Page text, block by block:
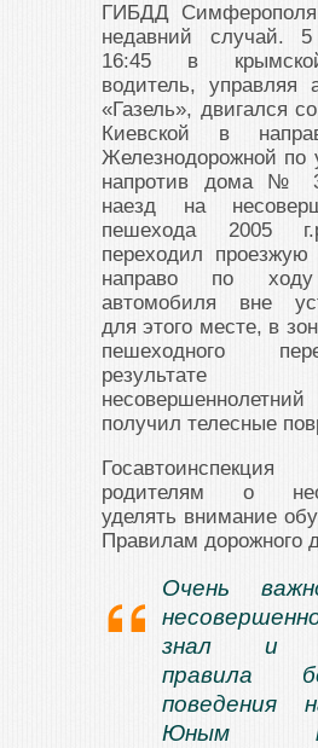
ГИБДД Симферополя
недавний случай.
16:45 в
водитель, управляя
«Газель», двигался
Киевской в
Железнодорожной по
напротив дома №
наезд на
пешехода 2005
переходил проезжую
направо по
автомобиля вне
для этого месте, в
пешеходного
получил телесные
Госавтоинспекция
родителям о
уделять внимание
Правилам дорожного
Очень
знал и
правила
поведения
Юным